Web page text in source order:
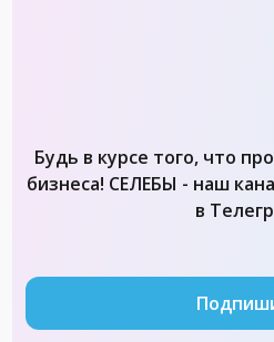
Будь в курсе того, что
бизнеса! СЕЛЕБЫ - наш
в